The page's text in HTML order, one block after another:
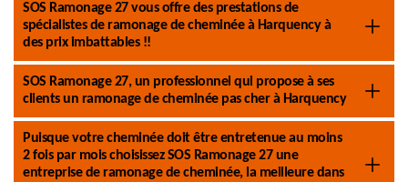
SOS Ramonage 27 vous offre des prestations de
spécialistes de ramonage de cheminée à Harquency à
des prix imbattables !!
SOS Ramonage 27, un professionnel qui propose à ses
clients un ramonage de cheminée pas cher à Harquency
Puisque votre cheminée doit être entretenue au moins
2 fois par mois choisissez SOS Ramonage 27 une
entreprise de ramonage de cheminée, la meilleure dans